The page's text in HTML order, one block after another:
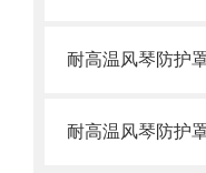
耐高温风琴防护
耐高温风琴防护